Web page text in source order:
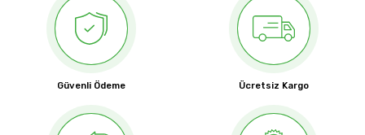
Güvenli Ödeme Ücretsiz Kargo